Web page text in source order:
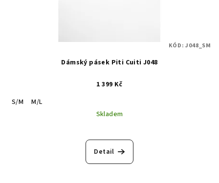
Dámský pásek Piti Cuiti J048
1 399 Kč
S/M
M/L
Skladem
Detail
KÓD:J048_SM